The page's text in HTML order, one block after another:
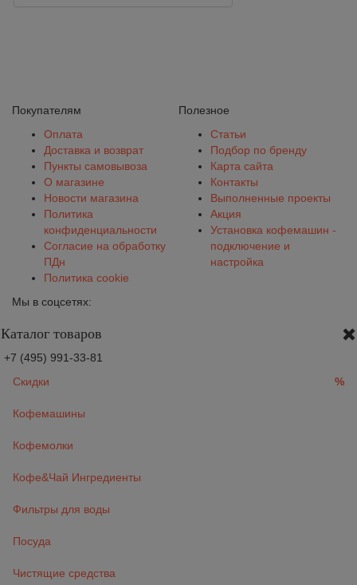
Покупателям
Оплата
Доставка и возврат
Пункты самовывоза
О магазине
Новости магазина
Политика
конфиденциальности
Согласие на обработку
ПДн
Политика cookie
Полезное
Статьи
Подбор по бренду
Карта сайта
Контакты
Выполненные проекты
Акция
Установка кофемашин -
подключение и
настройка
Мы в соцсетях:
Каталог товаров
+7 (495) 991-33-81
Скидки
%
Кофемашины
Кофемолки
Кофе&Чай Ингредиенты
Фильтры для воды
Посуда
Чистящие средства